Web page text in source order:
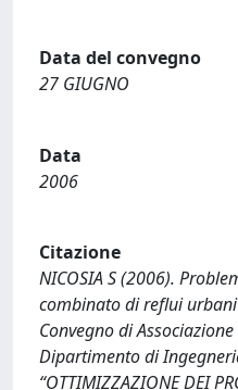
Data del convegno
27 GIUGNO
Data
2006
Citazione
NICOSIA S (2006).
combinato di reflui
Convegno di
Dipartimento di
“OTTIMIZZAZIONE DEI